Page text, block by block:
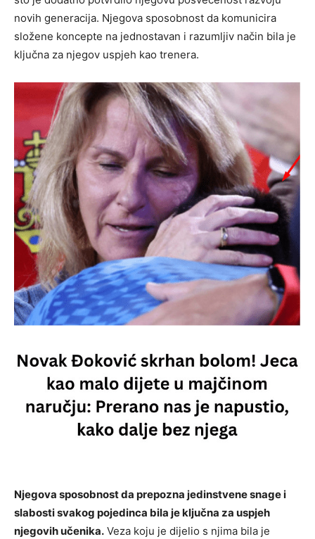
novih generacija. Njegova sposobnost da komunicira
složene koncepte na jednostavan i razumljiv način bila je
ključna za njegov uspjeh kao trenera.
Njegova sposobnost da prepozna jedinstvene snage i
slabosti svakog pojedinca bila je ključna za uspjeh
njegovih učenika. Veza koju je dijelio s njima bila je